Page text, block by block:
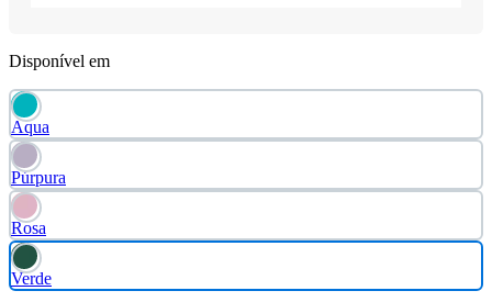
Disponível em
Aqua
Púrpura
Rosa
Verde